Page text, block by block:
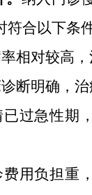
合以下条
率相对较高
诊断明确，
已过急性期
费用负担重